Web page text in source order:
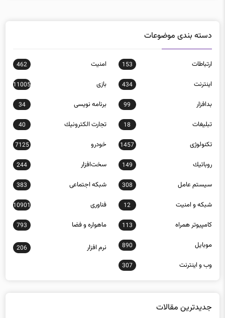
دسته بندی موضوعات
ارتباطات 153 امنيت 462
اينترنت 434 بازی 11005
بدافزار 99 برنامه نويسی 34
تبلیغات 18 تجارت الكترونيك 40
تکنولوژی 1457 خودرو 7125
روباتيك 149 سخت‌افزار 244
سيستم عامل 308 شبكه اجتماعی 383
شبكه و امنيت 12 فناوری 10901
كامپيوتر همراه 113 ماهواره و فضا 793
موبايل 890 نرم افزار 206
وب و اينترنت 307
جدیدترین مقالات